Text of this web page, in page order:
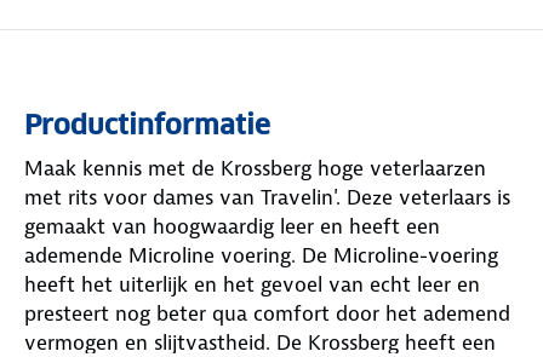
Productinformatie
Maak kennis met de Krossberg hoge veterlaarzen
met rits voor dames van Travelin'. Deze veterlaars is
gemaakt van hoogwaardig leer en heeft een
ademende Microline voering. De Microline-voering
heeft het uiterlijk en het gevoel van echt leer en
presteert nog beter qua comfort door het ademend
vermogen en slijtvastheid. De Krossberg heeft een